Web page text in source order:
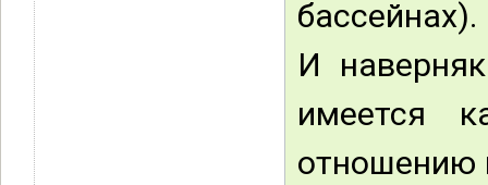
бассейнах).
И
имеется
отношению